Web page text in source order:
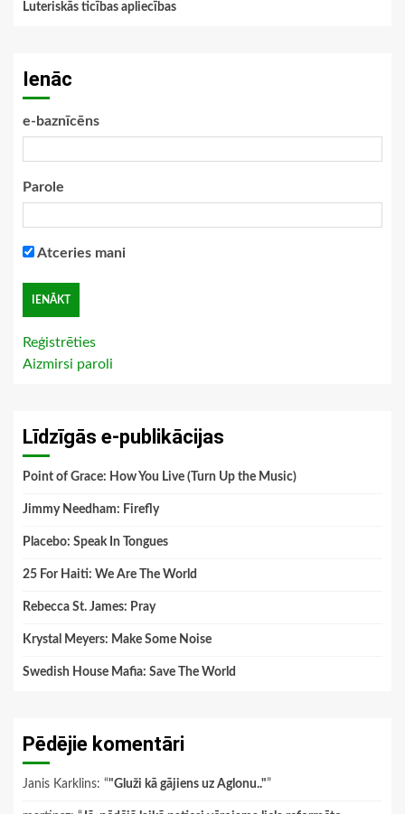
Luteriskās ticības apliecības
Ienāc
e-baznīcēns
Parole
Atceries mani
Reģistrēties
Aizmirsi paroli
Līdzīgās e-publikācijas
Point of Grace: How You Live (Turn Up the Music)
Jimmy Needham: Firefly
Placebo: Speak In Tongues
25 For Haiti: We Are The World
Rebecca St. James: Pray
Krystal Meyers: Make Some Noise
Swedish House Mafia: Save The World
Pēdējie komentāri
Janis Karklins: “"Gluži kā gājiens uz Aglonu.."”